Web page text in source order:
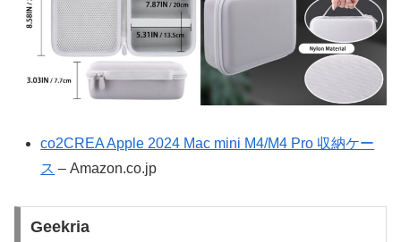
co2CREA Apple 2024 Mac mini M4/M4 Pro 収納ケー
ス – Amazon.co.jp
Geekria